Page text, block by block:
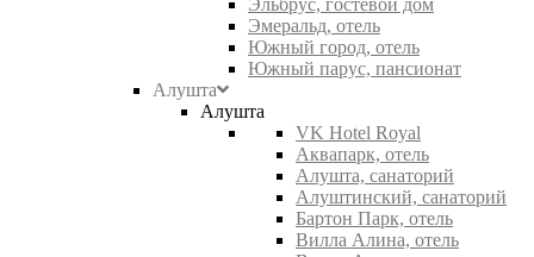
Эльбрус, гостевой дом
Эмеральд, отель
Южный город, отель
Южный парус, пансионат
Алушта
Алушта
VK Hotel Royal
Аквапарк, отель
Алушта, санаторий
Алуштинский, санаторий
Бартон Парк, отель
Вилла Алина, отель